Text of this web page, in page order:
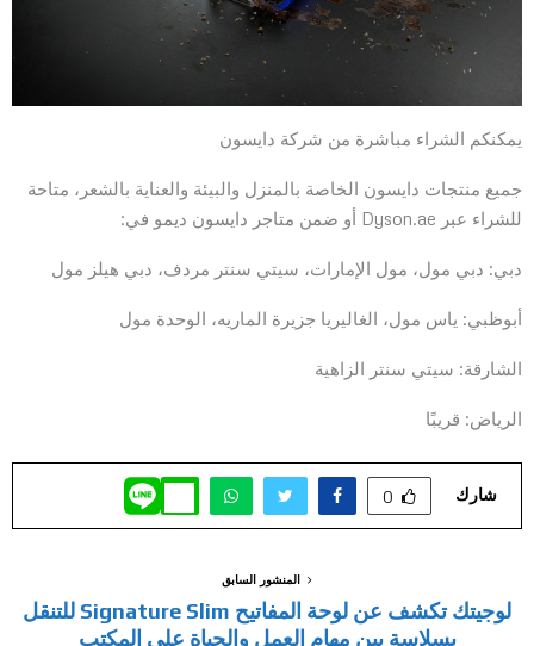
يمكنكم الشراء مباشرة من شركة دايسون
جميع منتجات دايسون الخاصة بالمنزل والبيئة والعناية بالشعر، متاحة
للشراء عبر Dyson.ae أو ضمن متاجر دايسون ديمو في:
دبي: دبي مول، مول الإمارات، سيتي سنتر مردف، دبي هيلز مول
أبوظبي: ياس مول، الغاليريا جزيرة الماريه، الوحدة مول
الشارقة: سيتي سنتر الزاهية
الرياض: قريبًا
شارك 0
المنشور السابق
لوجيتك تكشف عن لوحة المفاتيح Signature Slim للتنقل
بسلاسة بين مهام العمل والحياة على المكتب